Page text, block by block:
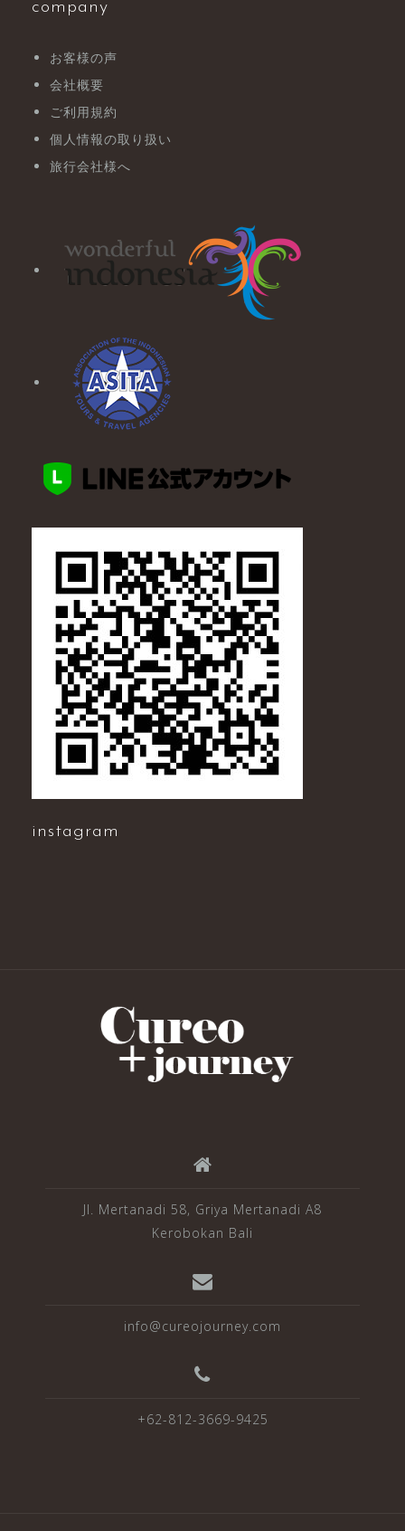
company
お客様の声
会社概要
ご利用規約
個人情報の取り扱い
旅行会社様へ
instagram
Jl. Mertanadi 58, Griya Mertanadi A8
Kerobokan Bali
info@cureojourney.com
+62-812-3669-9425